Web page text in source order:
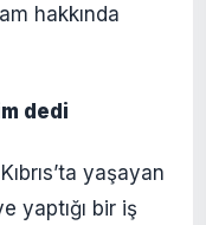
hakkında
dedi
yaşayan
yaptığı bir iş